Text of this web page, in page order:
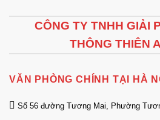
CÔNG TY TNHH GIẢI
THÔNG THIÊN
VĂN PHÒNG CHÍNH TẠI HÀ
Số 56 đường Tương Mai, Phường